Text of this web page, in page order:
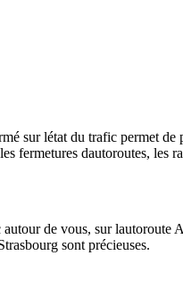
sur létat du trafic permet de
fermetures dautoroutes, les
de vous, sur lautoroute
sont précieuses.